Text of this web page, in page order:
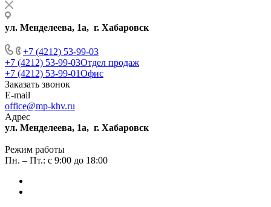
ул. Менделеева, 1а, г. Хабаровск
+7 (4212) 53-99-03
+7 (4212) 53-99-03Отдел продаж
+7 (4212) 53-99-01Офис
Заказать звонок
E-mail
office@mp-khv.ru
Адрес
ул. Менделеева, 1а, г. Хабаровск
Режим работы
Пн. – Пт.: с 9:00 до 18:00